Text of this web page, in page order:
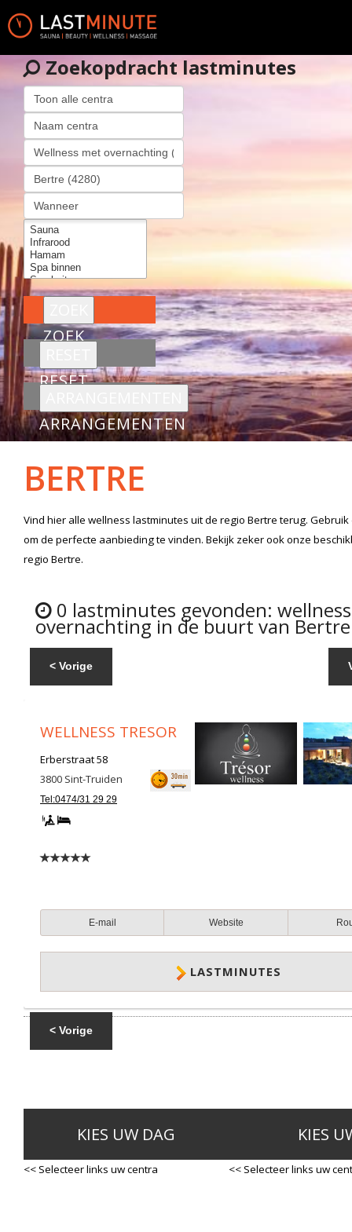
Zoekopdracht lastminutes
ZOEK
RESET
ARRANGEMENTEN
BERTRE
Vind hier alle wellness lastminutes uit de regio Bertreterug.
om de perfecte aanbieding te vinden. Bekijk zeker ook onze
regio Bertre.
0 lastminutes gevonden:
overnachting in de buurt van
< Vorige
WELLNESS TRESOR
Erberstraat 58
3800 Sint-Truiden
Tel:0474/31 29 29
E-mail Website
LASTMINUTES
< Vorige
KIES UW DAG
<< Selecteer links uw centra
KIES
<< Selecteer links uw